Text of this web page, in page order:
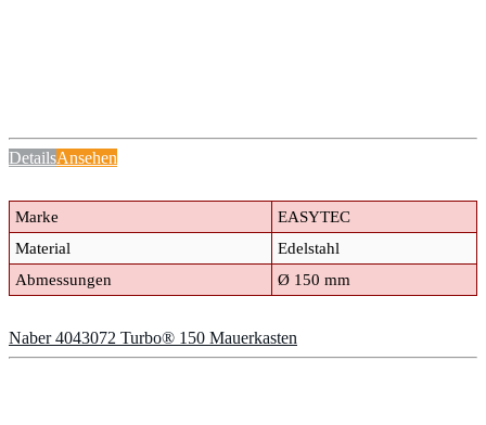
DetailsAnsehen
Marke
EASYTEC
Material
Edelstahl
Abmessungen
Ø 150 mm
Naber 4043072 Turbo® 150 Mauerkasten